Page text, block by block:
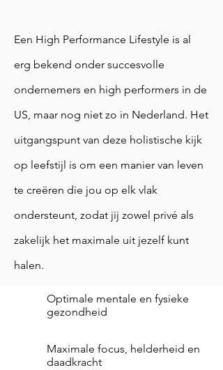
Een High Performance Lifestyle is al
erg bekend onder succesvolle
ondernemers en high performers in de
US, maar nog niet zo in Nederland. Het
uitgangspunt van deze holistische kijk
op leefstijl is om een manier van leven
te creëren die jou op elk vlak
ondersteunt, zodat jij zowel privé als
zakelijk het maximale uit jezelf kunt
halen.
Optimale mentale en fysieke
gezondheid
Maximale focus, helderheid en
daadkracht